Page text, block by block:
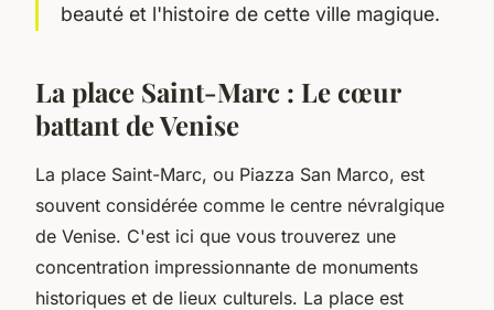
beauté et l'histoire de cette ville magique.
La place Saint-Marc : Le cœur
battant de Venise
La place Saint-Marc, ou Piazza San Marco, est
souvent considérée comme le centre névralgique
de Venise. C'est ici que vous trouverez une
concentration impressionnante de monuments
historiques et de lieux culturels. La place est